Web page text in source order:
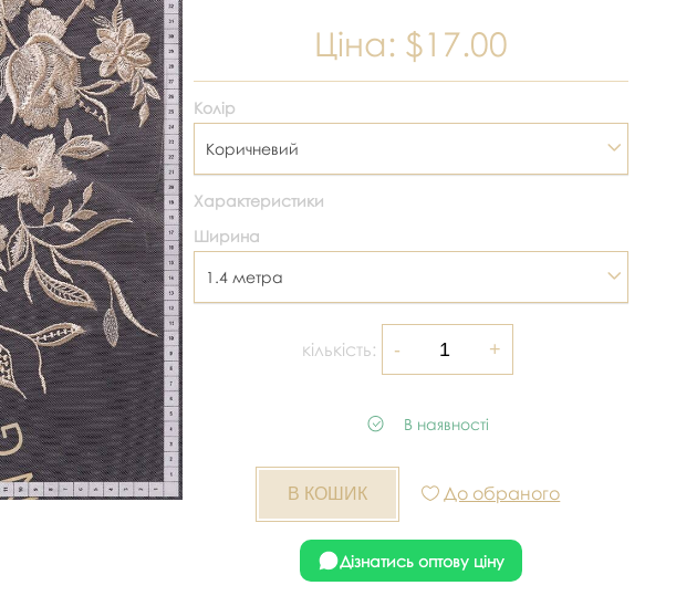
Ціна: $17.00
Колір
Коричневий
Характеристики
Ширина
1.4 метра
кількість:
В наявності
До обраного
Дізнатись оптову ціну